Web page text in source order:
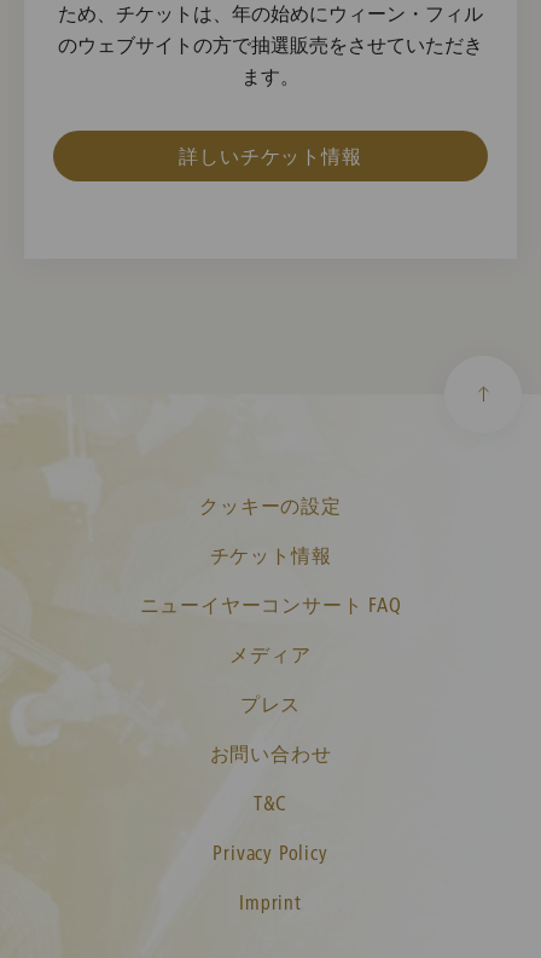
ため、チケットは、年の始めにウィーン・フィル
のウェブサイトの方で抽選販売をさせていただき
ます。
詳しいチケット情報
クッキーの設定
チケット情報
ニューイヤーコンサート FAQ
メディア
プレス
お問い合わせ
T&C
Privacy Policy
Imprint